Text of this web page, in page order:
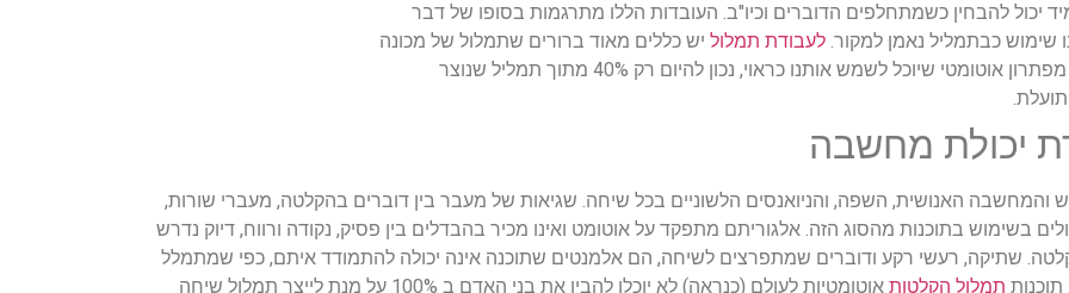
יכול להבחין כשמתחלפים הדוברים וכיו"ב. העובדות הללו מתרגמות בסופו של דבר
שימוש כבתמליל נאמן למקור. לעבודת תמלול יש כללים מאוד ברורים שתמלול של מכונה
לעולם לא יוכל לעמוד בהם. אנו רחוקים שנים רבות מפתרון אוטומטי שיוכל לשמש אותנו כראוי, נכון להיום רק 40% מתוך תמליל שנוצר
והמחשבה האנושית, השפה, והניואנסים הלשוניים בכל שיחה. שגיאות של מעבר בין דוברים בהקלטה, מעברי שורות,
בשימוש בתוכנות מהסוג הזה. אלגוריתם מתפקד על אוטומט ואינו מכיר בהבדלים בין פסיק, נקודה ורווח, דיוק נדרש
שתיקה, רעשי רקע ודוברים שמתפרצים לשיחה, הם אלמנטים שתוכנה אינה יכולה להתמודד איתם, כפי שמתמלל
תמלול הקלטות אוטומטיות לעולם (כנראה) לא יוכלו להבין את בני האדם ב 100% על מנת לייצר תמלול שיחה